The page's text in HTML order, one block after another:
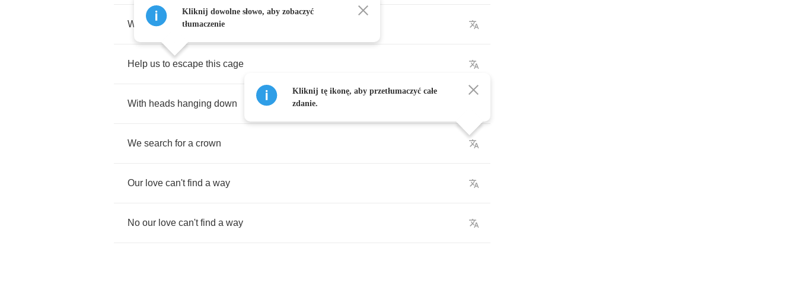
Without a thing somehow
Help us to escape this cage
With heads hanging down
We search for a crown
Our love can't find a way
No our love can't find a way
Kliknij dowolne słowo, aby zobaczyć
tłumaczenie
Kliknij tę ikonę, aby przetłumaczyć całe
zdanie.